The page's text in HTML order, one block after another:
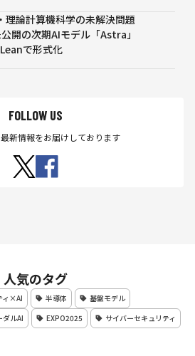
理論計算機科学の未解決問題
開の次期AIモデル「Astra」
で形式化
FOLLOW US
新情報をお届けしております
人気のタグ
ィ×AI 半導体
基盤モデル
ダルAI EXPO2025
サイバーセキュリティ